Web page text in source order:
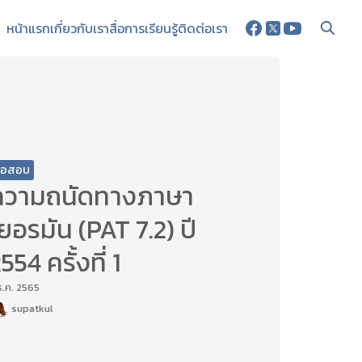
หน้าแรกเกี่ยวกับเราสื่อการเรียนรู้ติดต่อเรา
สอบ
ามถนัดทางภาษา
อรมัน (PAT 7.2) ปี
ครั้งที่ 1
ค. 2565
supatkul